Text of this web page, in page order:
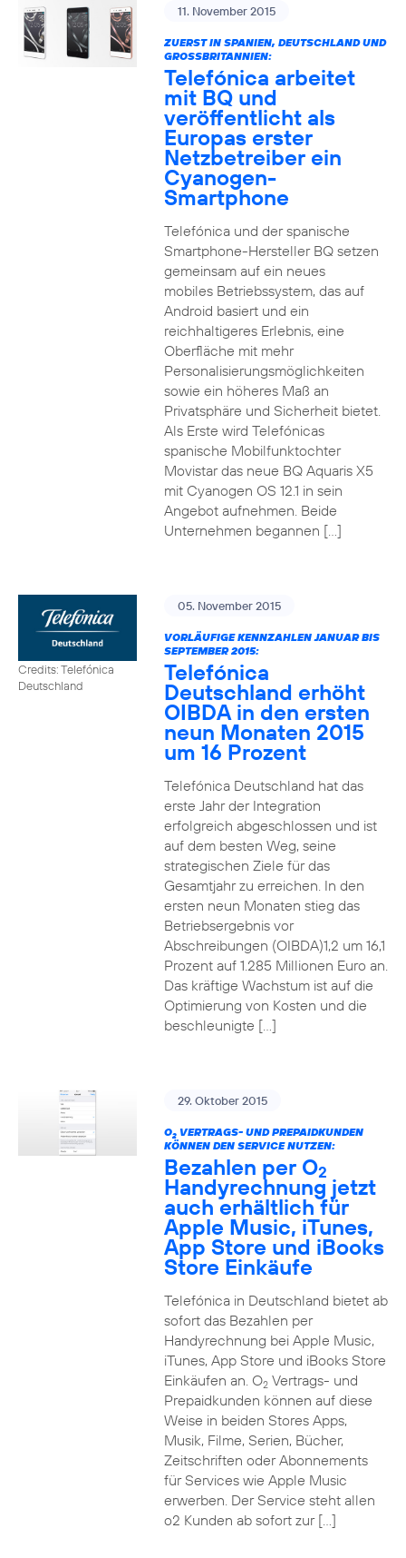
11. November 2015
ZUERST IN SPANIEN, DEUTSCHLAND UND
GROSSBRITANNIEN:
Telefónica arbeitet
mit BQ und
veröffentlicht als
Europas erster
Netzbetreiber ein
Cyanogen-
Smartphone
Telefónica und der spanische
Smartphone-Hersteller BQ setzen
gemeinsam auf ein neues
mobiles Betriebssystem, das auf
Android basiert und ein
reichhaltigeres Erlebnis, eine
Oberfläche mit mehr
Personalisierungsmöglichkeiten
sowie ein höheres Maß an
Privatsphäre und Sicherheit bietet.
Als Erste wird Telefónicas
spanische Mobilfunktochter
Movistar das neue BQ Aquaris X5
mit Cyanogen OS 12.1 in sein
Angebot aufnehmen. Beide
Unternehmen begannen […]
Credits: Telefónica
Deutschland
05. November 2015
VORLÄUFIGE KENNZAHLEN JANUAR BIS
SEPTEMBER 2015:
Telefónica
Deutschland erhöht
OIBDA in den ersten
neun Monaten 2015
um 16 Prozent
Telefónica Deutschland hat das
erste Jahr der Integration
erfolgreich abgeschlossen und ist
auf dem besten Weg, seine
strategischen Ziele für das
Gesamtjahr zu erreichen. In den
ersten neun Monaten stieg das
Betriebsergebnis vor
Abschreibungen (OIBDA)1,2 um 16,1
Prozent auf 1.285 Millionen Euro an.
Das kräftige Wachstum ist auf die
Optimierung von Kosten und die
beschleunigte […]
29. Oktober 2015
O2VERTRAGS- UND PREPAIDKUNDEN
KÖNNEN DEN SERVICE NUTZEN:
Bezahlen per O2
Handyrechnung jetzt
auch erhältlich für
Apple Music, iTunes,
App Store und iBooks
Store Einkäufe
Telefónica in Deutschland bietet ab
sofort das Bezahlen per
Handyrechnung bei Apple Music,
iTunes, App Store und iBooks Store
Einkäufen an. O2Vertrags- und
Prepaidkunden können auf diese
Weise in beiden Stores Apps,
Musik, Filme, Serien, Bücher,
Zeitschriften oder Abonnements
für Services wie Apple Music
erwerben. Der Service steht allen
o2 Kunden ab sofort zur […]